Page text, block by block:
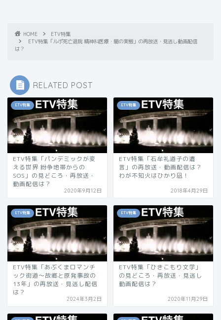
HOME
ETV特集
ETV特集「ルポ死亡退院 精神科医療・闇の実態」の再放送・見逃し動画配信
は？
RELATED POST
ETV特集
ETV特集「パンデミックが変
える世界 紛争地帯からの
SOS」の見どころ・再放送・
動画配信は？
2020年9月12日
ETV特集
ETV特集「石牟礼道子の遺
言」の再放送・動画配信は？
わが不知火はひかり凪！
2018年4月29日
ETV特集
ETV特集「あぶくまロマンチ
ック街道〜故郷と原発事故の
13年」の再放送・見逃し配信
は？
2024年3月2日
ETV特集
ETV特集「ひきこもり文学」
の見どころ・再放送・見逃し
動画配信は？
2020年11月29日